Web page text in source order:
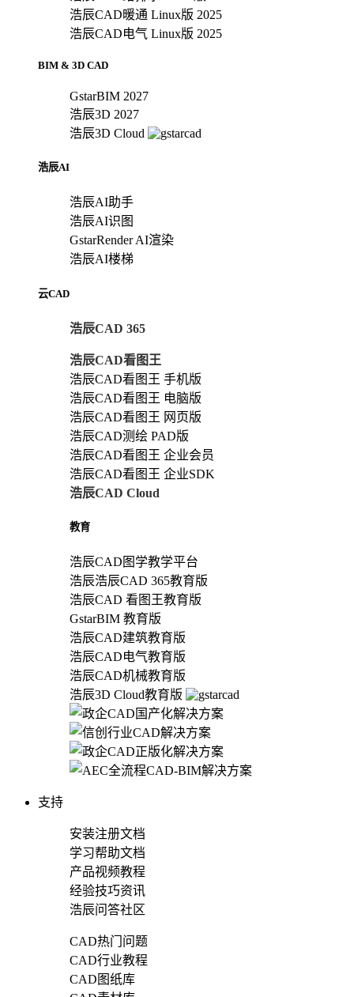
浩辰CAD暖通 Linux版 2025
浩辰CAD电气 Linux版 2025
BIM & 3D CAD
GstarBIM 2027
浩辰3D 2027
浩辰3D Cloud
浩辰AI
浩辰AI助手
浩辰AI识图
GstarRender AI渲染
浩辰AI楼梯
云CAD
浩辰CAD 365
浩辰CAD看图王
浩辰CAD看图王 手机版
浩辰CAD看图王 电脑版
浩辰CAD看图王 网页版
浩辰CAD测绘 PAD版
浩辰CAD看图王 企业会员
浩辰CAD看图王 企业SDK
浩辰CAD Cloud
教育
浩辰CAD图学教学平台
浩辰浩辰CAD 365教育版
浩辰CAD 看图王教育版
GstarBIM 教育版
浩辰CAD建筑教育版
浩辰CAD电气教育版
浩辰CAD机械教育版
浩辰3D Cloud教育版
支持
安装注册文档
学习帮助文档
产品视频教程
经验技巧资讯
浩辰问答社区
CAD热门问题
CAD行业教程
CAD图纸库